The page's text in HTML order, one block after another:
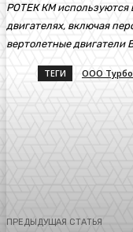
РОТЕК КМ используются
двигателях, включая
вертолетные
ТЕГИ ООО
ПРЕДЫДУЩАЯ СТАТЬЯ